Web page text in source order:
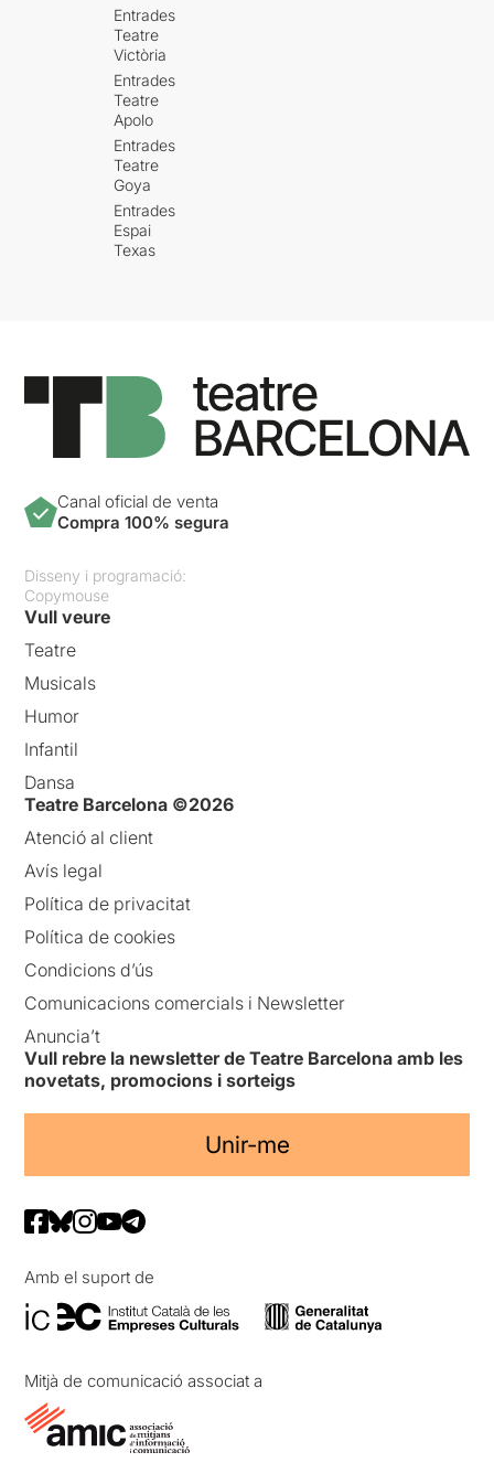
Entrades
Teatre
Victòria
Entrades
Teatre
Apolo
Entrades
Teatre
Goya
Entrades
Espai
Texas
Canal oficial de venta
Compra 100% segura
Disseny i programació:
Copymouse
Vull veure
Teatre
Musicals
Humor
Infantil
Dansa
Teatre Barcelona ©2026
Atenció al client
Avís legal
Política de privacitat
Política de cookies
Condicions d’ús
Comunicacions comercials i Newsletter
Anuncia’t
Vull rebre la newsletter de Teatre Barcelona amb les
novetats, promocions i sorteigs
Unir-me
Amb el suport de
Mitjà de comunicació associat a